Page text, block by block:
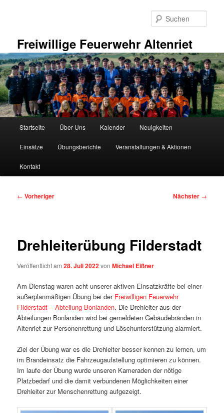
Freiwillige Feuerwehr Altenriet
Startseite Über Uns Kalender Neuigkeiten
Einsätze Übungsberichte Veranstaltungen & Aktionen
Kontakt
Beitragsnavigation
← Vorheriger Nächster →
Drehleiterübung Filderstadt
Veröffentlicht am28. Juli 2022vonMichael Eißner
Am Dienstag waren acht unserer aktiven Einsatzkräfte bei einer
außerplanmäßigen Übung bei der Freiwilligen Feuerwehr
Filderstadt – Abteilung Bonlanden. Die Drehleiter aus der
Abteilungen Bonlanden wird bei gemeldeten Gebäudebränden in
Altenriet zur Personenrettung und Löschunterstützung alarmiert.
Ziel der Übung war es die Drehleiter besser kennen zu lernen, um
im Brandeinsatz die Fahrzeugaufstellung optimieren zu können.
Im laufe der Übung wurde unseren Kameraden der nötige
Platzbedarf und die damit verbundenen Möglichkeiten einer
Drehleiter zur Menschenrettung aufgezeigt.